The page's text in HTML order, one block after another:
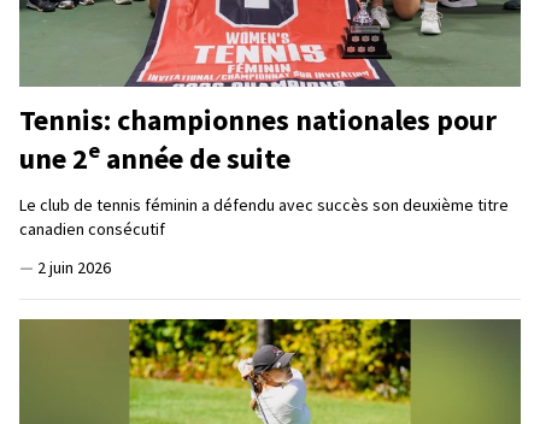
Tennis: championnes nationales pour
une 2e année de suite
Le club de tennis féminin a défendu avec succès son deuxième titre
canadien consécutif
— 2 juin 2026